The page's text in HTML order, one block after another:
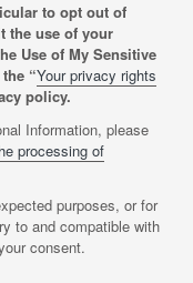
to opt out of
the use of your
Use of My Sensitive
“Your privacy rights
policy.
Information, please
processing of
purposes, or for
to and compatible with
consent.